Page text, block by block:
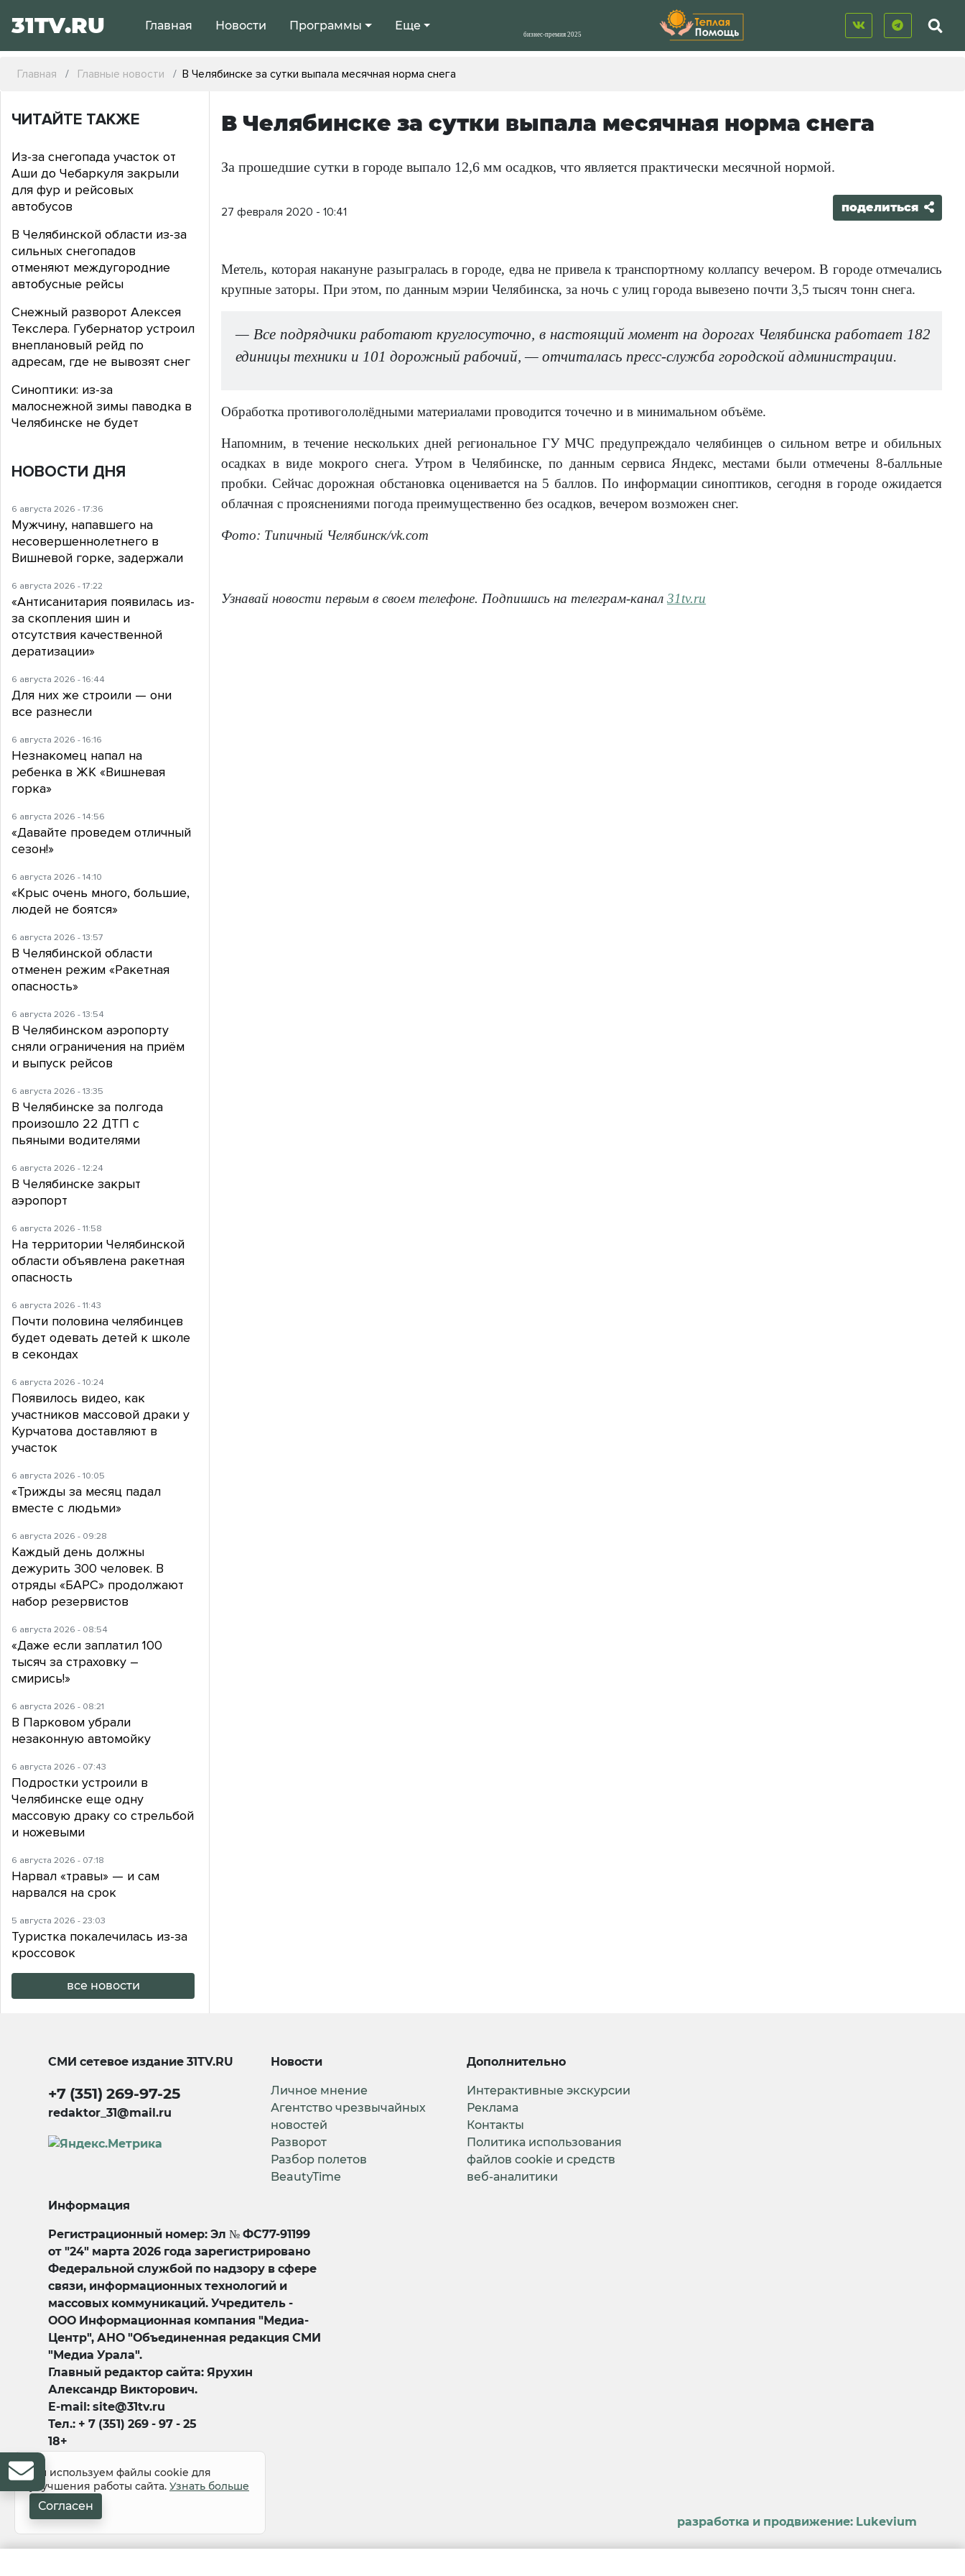
31TV.RU Главная Новости Программы Еще
Главная Главные новости В Челябинске за сутки выпала месячная норма снега
В Челябинске за сутки выпала месячная норма снега
За прошедшие сутки в городе выпало 12,6 мм осадков, что является практически месячной нормой.
27 февраля 2020 - 10:41 поделиться
Метель, которая накануне разыгралась в городе, едва не привела к транспортному коллапсу вечером. В городе отмечались
крупные заторы. При этом, по данным мэрии Челябинска, за ночь с улиц города вывезено почти 3,5 тысяч тонн снега.
— Все подрядчики работают круглосуточно, в настоящий момент на дорогах Челябинска работает 182
единицы техники и 101 дорожный рабочий, — отчиталась пресс-служба городской администрации.
Обработка противогололёдными материалами проводится точечно и в минимальном объёме.
Напомним, в течение нескольких дней региональное ГУ МЧС предупреждало челябинцев о сильном ветре и обильных
осадках в виде мокрого снега. Утром в Челябинске, по данным сервиса Яндекс, местами были отмечены 8-балльные
пробки. Сейчас дорожная обстановка оценивается на 5 баллов. По информации синоптиков, сегодня в городе ожидается
облачная с прояснениями погода преимущественно без осадков, вечером возможен снег.
Фото: Типичный Челябинск/vk.com
Узнавай новости первым в своем телефоне. Подпишись на телеграм-канал31tv.ru
ЧИТАЙТЕ ТАКЖЕ
Из-за снегопада участок от
Аши до Чебаркуля закрыли
для фур и рейсовых
автобусов
В Челябинской области из-за
сильных снегопадов
отменяют междугородние
автобусные рейсы
Снежный разворот Алексея
Текслера. Губернатор устроил
внеплановый рейд по
адресам, где не вывозят снег
Синоптики: из-за
малоснежной зимы паводка в
Челябинске не будет
НОВОСТИ ДНЯ
6 августа 2026 - 17:36
Мужчину, напавшего на
несовершеннолетнего в
Вишневой горке, задержали
6 августа 2026 - 17:22
«Антисанитария появилась из-
за скопления шин и
отсутствия качественной
дератизации»
6 августа 2026 - 16:44
Для них же строили — они
все разнесли
6 августа 2026 - 16:16
Незнакомец напал на
ребенка в ЖК «Вишневая
горка»
6 августа 2026 - 14:56
«Давайте проведем отличный
сезон!»
6 августа 2026 - 14:10
«Крыс очень много, большие,
людей не боятся»
6 августа 2026 - 13:57
В Челябинской области
отменен режим «Ракетная
опасность»
6 августа 2026 - 13:54
В Челябинском аэропорту
сняли ограничения на приём
и выпуск рейсов
6 августа 2026 - 13:35
В Челябинске за полгода
произошло 22 ДТП с
пьяными водителями
6 августа 2026 - 12:24
В Челябинске закрыт
аэропорт
6 августа 2026 - 11:58
На территории Челябинской
области объявлена ракетная
опасность
6 августа 2026 - 11:43
Почти половина челябинцев
будет одевать детей к школе
в секондах
6 августа 2026 - 10:24
Появилось видео, как
участников массовой драки у
Курчатова доставляют в
участок
6 августа 2026 - 10:05
«Трижды за месяц падал
вместе с людьми»
6 августа 2026 - 09:28
Каждый день должны
дежурить 300 человек. В
отряды «БАРС» продолжают
набор резервистов
6 августа 2026 - 08:54
«Даже если заплатил 100
тысяч за страховку –
смирись!»
6 августа 2026 - 08:21
В Парковом убрали
незаконную автомойку
6 августа 2026 - 07:43
Подростки устроили в
Челябинске еще одну
массовую драку со стрельбой
и ножевыми
6 августа 2026 - 07:18
Нарвал «травы» — и сам
нарвался на срок
5 августа 2026 - 23:03
Туристка покалечилась из-за
кроссовок
все новости
СМИ сетевое издание31TV.RU
+7 (351) 269-97-25
redaktor_31@mail.ru
Новости
Личное мнение
Агентство чрезвычайных
новостей
Разворот
Разбор полетов
BeautyTime
Дополнительно
Интерактивные экскурсии
Реклама
Контакты
Политика использования
файлов cookie и средств
веб-аналитики
Информация
Регистрационный номер: Эл № ФС77-91199
от "24" марта 2026 года зарегистрировано
Федеральной службой по надзору в сфере
связи, информационных технологий и
массовых коммуникаций. Учредитель -
ООО Информационная компания "Медиа-
Центр", АНО "Объединенная редакция СМИ
"Медиа Урала".
Главный редактор сайта: Ярухин
Александр Викторович.
E-mail: site@31tv.ru
Тел.: + 7 (351) 269 - 97 - 25
18+
© 2008-2026 Все права защищены разработка и продвижение: Lukevium
Мы используем файлы cookie для
улучшения работы сайта. Узнать больше
Согласен